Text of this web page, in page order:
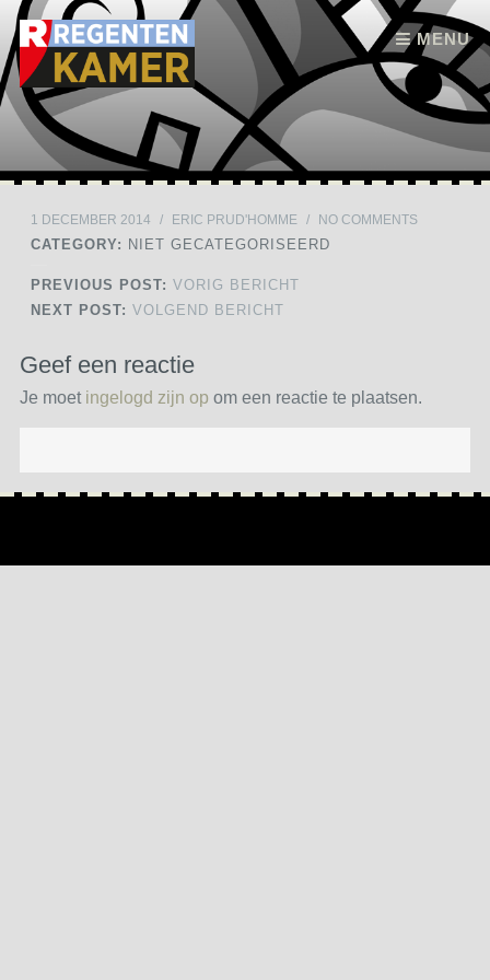
MENU
Skip to content
1 DECEMBER 2014 / ERIC PRUD'HOMME / NO COMMENTS
CATEGORY: NIET GECATEGORISEERD
PREVIOUS POST: VORIG BERICHT
NEXT POST: VOLGEND BERICHT
Geef een reactie
Je moet ingelogd zijn op om een reactie te plaatsen.